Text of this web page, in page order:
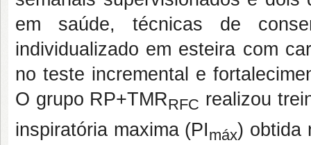
em saúde, técnicas de
individualizado em esteira com
no teste incremental e
O grupo RP+TMRRFC realizou
inspiratória maxima (PImáx) obtida